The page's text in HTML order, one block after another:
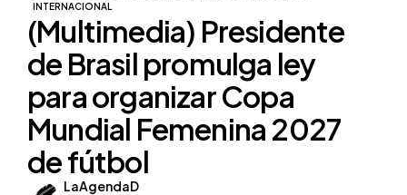
INTERNACIONAL
(Multimedia) Presidente
de Brasil promulga ley
para organizar Copa
Mundial Femenina 2027
de fútbol
Posted
LaAgendaD